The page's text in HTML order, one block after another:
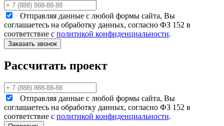
Отправляя данные с любой формы сайта, Вы
соглашаетесь на обработку данных, согласно ФЗ 152 в
соответствие с политикой конфиденциальности.
Рассчитать проект
Отправляя данные с любой формы сайта, Вы
соглашаетесь на обработку данных, согласно ФЗ 152 в
соответствие с политикой конфиденциальности.